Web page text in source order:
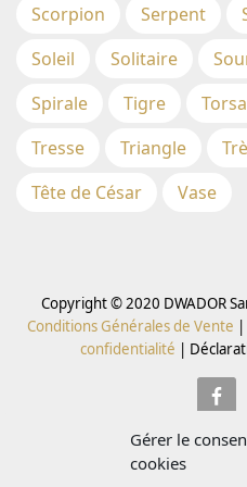
Gérer le
cookies
Scorpion Serpent
Soleil
Solitaire
Spirale
Tigre
Tresse
Triangle
Tête de César
Vase
Copyright © 2020 DWADOR
Conditions Générales de Vente |
confidentialité |
Inscrivez vous à la